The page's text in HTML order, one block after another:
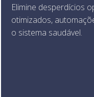
Elimine desperdícios
otimizados,
o sistema saudável.